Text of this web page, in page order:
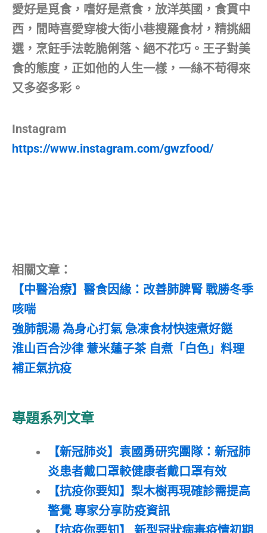
愛好是覓食，嗜好是煮食，放洋英國，食貫中
西，閒時喜愛穿梭大街小巷搜羅食材，精挑細
選，烹飪手法乾脆俐落、絕不花巧。王子對美
食的態度，正如他的人生一樣，一絲不苟得來
又多姿多彩。
Instagram
https://www.instagram.com/gwzfood/
相關文章：
【中醫治療】醫食因緣：改善肺脾腎 戰勝冬季
咳喘
強肺靚湯 為身心打氣 急凍食材快速煮好餸
淮山百合沙律 薏米蓮子茶 自煮「白色」料理
補正氣抗疫
專題系列文章
【新冠肺炎】袁國勇研究團隊：新冠肺
炎患者戴口罩較健康者戴口罩有效
【抗疫你要知】梨木樹再現確診需提高
警覺 專家分享防疫資訊